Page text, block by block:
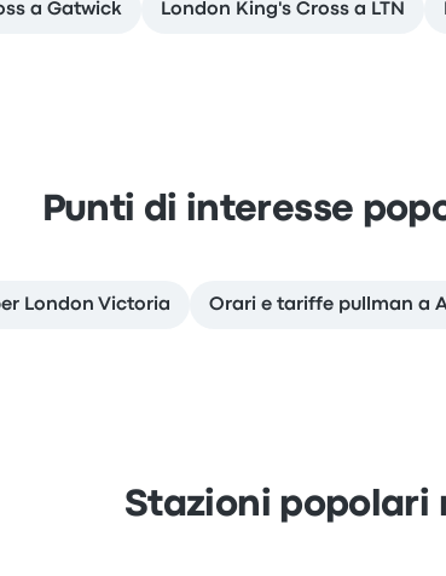
a Gatwick London King's Cross a LTN
Punti di interesse
London Victoria Orari e tariffe pullman a
Stazioni popolari